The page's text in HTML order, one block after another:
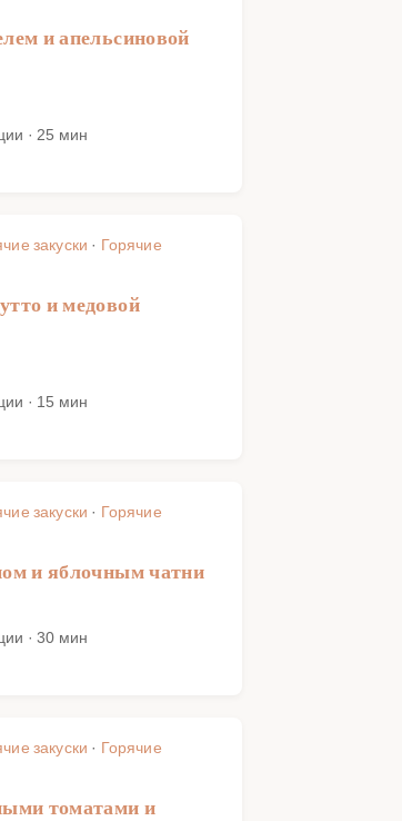
и апельсиновой
· 25 мин
закуски · Горячие
и медовой
· 15 мин
закуски · Горячие
и яблочным чатни
· 30 мин
закуски · Горячие
томатами и